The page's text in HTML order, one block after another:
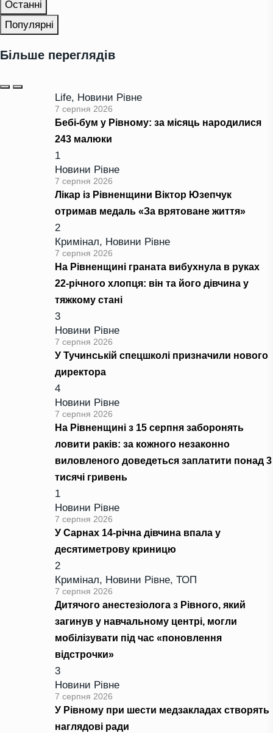
Останні
Популярні
Більше переглядів
Life, Новини Рівне
7 серпня 2026
Бебі-бум у Рівному: за місяць народилися
243 малюки
1
Новини Рівне
7 серпня 2026
Лікар із Рівненщини Віктор Юзепчук
отримав медаль «За врятоване життя»
2
Кримінал, Новини Рівне
7 серпня 2026
На Рівненщині граната вибухнула в руках
22-річного хлопця: він та його дівчина у
тяжкому стані
3
Новини Рівне
7 серпня 2026
У Тучинській спецшколі призначили нового
директора
4
Новини Рівне
7 серпня 2026
На Рівненщині з 15 серпня заборонять
ловити раків: за кожного незаконно
виловленого доведеться заплатити понад 3
тисячі гривень
1
Новини Рівне
7 серпня 2026
У Сарнах 14-річна дівчина впала у
десятиметрову криницю
2
Кримінал, Новини Рівне, ТОП
7 серпня 2026
Дитячого анестезіолога з Рівного, який
загинув у навчальному центрі, могли
мобілізувати під час «поновлення
відстрочки»
3
Новини Рівне
7 серпня 2026
У Рівному при шести медзакладах створять
наглядові ради